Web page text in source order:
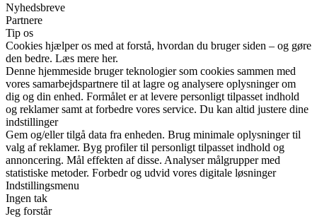
Nyhedsbreve
Partnere
Tip os
Cookies hjælper os med at forstå, hvordan du bruger siden – og gøre
den bedre. Læs mere her.
Denne hjemmeside bruger teknologier som cookies sammen med
vores samarbejdspartnere til at lagre og analysere oplysninger om
dig og din enhed. Formålet er at levere personligt tilpasset indhold
og reklamer samt at forbedre vores service. Du kan altid justere dine
indstillinger
Gem og/eller tilgå data fra enheden. Brug minimale oplysninger til
valg af reklamer. Byg profiler til personligt tilpasset indhold og
annoncering. Mål effekten af disse. Analyser målgrupper med
statistiske metoder. Forbedr og udvid vores digitale løsninger
Indstillingsmenu
Ingen tak
Jeg forstår